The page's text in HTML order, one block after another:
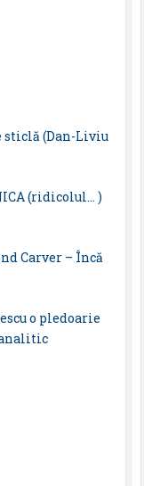
sticlă (Dan-Liviu
(ridicolul… )
Carver – Încă
o pledoarie